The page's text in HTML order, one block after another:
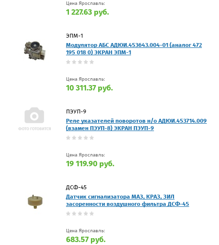
Цена Ярославль:
1 227.63 руб.
ЭПМ-1
Модулятор АБС АДЮИ.453643.004-01 (аналог 472
195 018 0) ЭКРАН ЭПМ-1
Цена Ярославль:
10 311.37 руб.
ПЭУП-9
Реле указателей поворотов н/о АДЮИ.453714.009
(взамен ПЭУП-8) ЭКРАН ПЭУП-9
Цена Ярославль:
19 119.90 руб.
ДСФ-45
Датчик сигнализатора МАЗ, КРАЗ, ЗИЛ
засоренности воздушного фильтра ДСФ-45
Цена Ярославль:
683.57 руб.